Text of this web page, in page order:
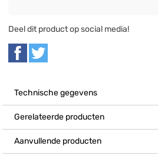
Deel dit product op social media!
Technische gegevens
Gerelateerde producten
Aanvullende producten